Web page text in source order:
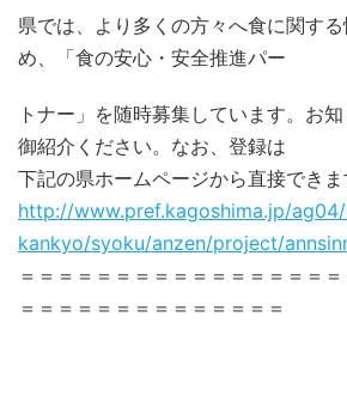
県では、より多くの方々へ食に関す
め、「食の安心・安全推進パー
トナー」を随時募集しています。お
御紹介ください。なお、登録は
下記の県ホームページから直接できま
http://www.pref.kagoshima.jp/
kankyo/syoku/anzen/project/
＝＝＝＝＝＝＝＝＝＝＝＝＝＝＝＝
＝＝＝＝＝＝＝＝＝＝＝＝＝＝